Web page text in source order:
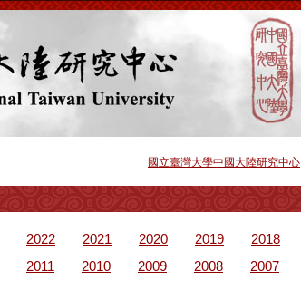
國立臺灣大學中國大陸研究中心
2022 2021 2020 2019 2018
2011 2010 2009 2008 2007